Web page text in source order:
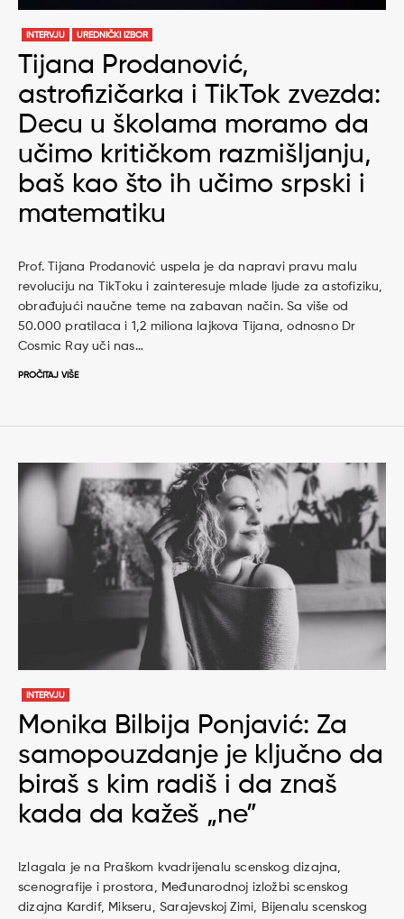
INTERVJU UREDNIČKI IZBOR
Tijana Prodanović,
astrofizičarka i TikTok zvezda:
Decu u školama moramo da
učimo kritičkom razmišljanju,
baš kao što ih učimo srpski i
matematiku
Prof. Tijana Prodanović uspela je da napravi pravu malu
revoluciju na TikToku i zainteresuje mlade ljude za astofiziku,
obrađujući naučne teme na zabavan način. Sa više od
50.000 pratilaca i 1,2 miliona lajkova Tijana, odnosno Dr
Cosmic Ray uči nas…
PROČITAJ VIŠE
INTERVJU
Monika Bilbija Ponjavić: Za
samopouzdanje je ključno da
biraš s kim radiš i da znaš
kada da kažeš „ne”
Izlagala je na Praškom kvadrijenalu scenskog dizajna,
scenografije i prostora, Međunarodnoj izložbi scenskog
dizajna Kardif, Mikseru, Sarajevskoj Zimi, Bijenalu scenskog